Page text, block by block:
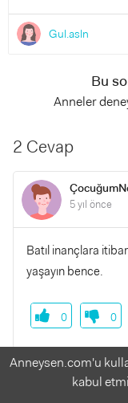
Gul.asln
Bu
Anneler
2 Cevap
5 yıl önce
Batıl inançlara
yaşayın bence.
0 0
Cazu
Anneysen.com'u
kabul